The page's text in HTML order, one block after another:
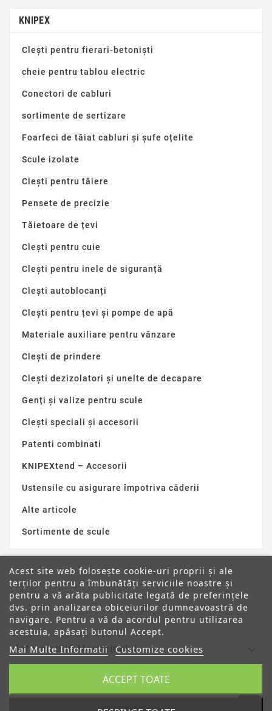
KNIPEX
Clești pentru fierari-betoniști
cheie pentru tablou electric
Conectori de cabluri
sortimente de sertizare
Foarfeci de tăiat cabluri și șufe oțelite
Scule izolate
Clești pentru tăiere
Pensete de precizie
Tăietoare de țevi
Clești pentru cuie
Clești pentru inele de siguranță
Clești autoblocanți
Clești pentru țevi și pompe de apă
Materiale auxiliare pentru vânzare
Clești de prindere
Clești dezizolatori și unelte de decapare
Genți și valize pentru scule
Clești speciali și accesorii
Patenti combinati
KNIPEXtend – Accesorii
Ustensile cu asigurare împotriva căderii
Alte articole
Sortimente de scule
ANPC
Informatiile Magazinului
Acest site web folosește cookie-uri proprii și ale
terților pentru a îmbunătăți serviciile noastre și
pentru a vă arăta publicitate legată de preferințele
dvs. prin analizarea obiceiurilor dumneavoastră de
navigare. Pentru a vă da acordul pentru utilizarea
acestuia, apăsați butonul Accept.
Mai Multe Informatii Customize cookies
ACCEPT TOATE